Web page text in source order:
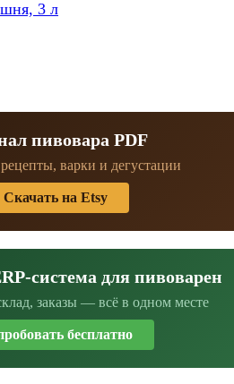
3 л
пивовара PDF
варки и дегустации
Скачать на Etsy
система для пивоварен
заказы — всё в одном месте
бесплатно